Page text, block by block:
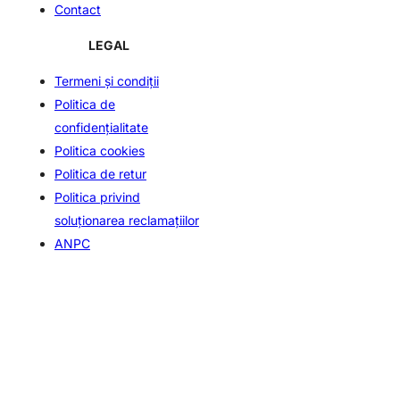
Contact
LEGAL
Termeni şi condiţii
Politica de
confidenţialitate
Politica cookies
Politica de retur
Politica privind
soluționarea reclamațiilor
ANPC